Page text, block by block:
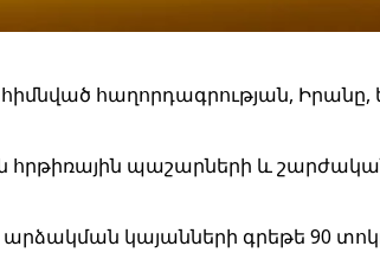
հաղորդագրության,
հրթիռային պաշարների և
կայանների գրեթե 90